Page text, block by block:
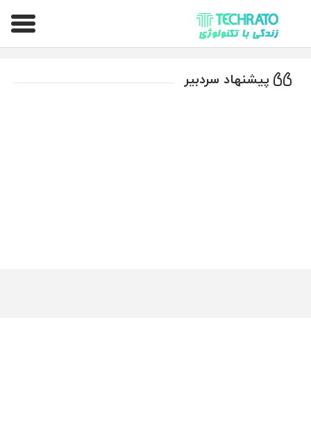
تکراتو – زندگی با تکنولوژی
پیشنهاد سردبیر